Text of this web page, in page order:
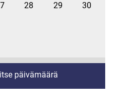
28 29 30
päivämäärä